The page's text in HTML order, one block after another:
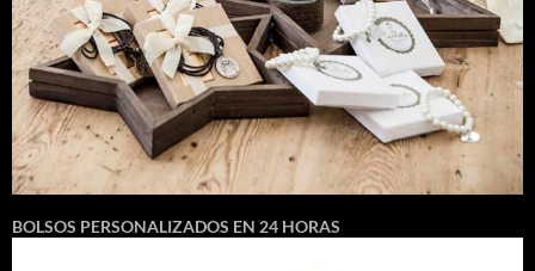
BOLSOS PERSONALIZADOS EN 24 HORAS